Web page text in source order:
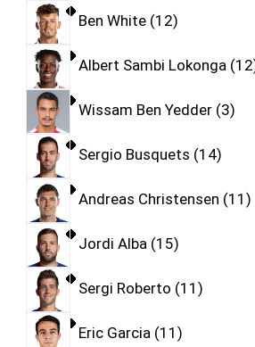
Ben White 12
Albert Sambi Lokonga 12
Wissam Ben Yedder 3
Sergio Busquets 14
Andreas Christensen 11
Jordi Alba 15
Sergi Roberto 11
Eric Garcia 11